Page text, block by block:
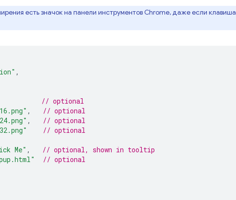
есть значок на панели инструментов Chrome, даже если клавиша
,
// optional
,
// optional
,
// optional
// optional
Me" ,
// optional, shown in tooltip
// optional